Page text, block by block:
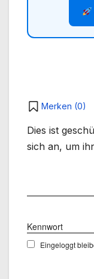
Merken (0)
Dies ist
sich an, um
Kennwort
Eingeloggt